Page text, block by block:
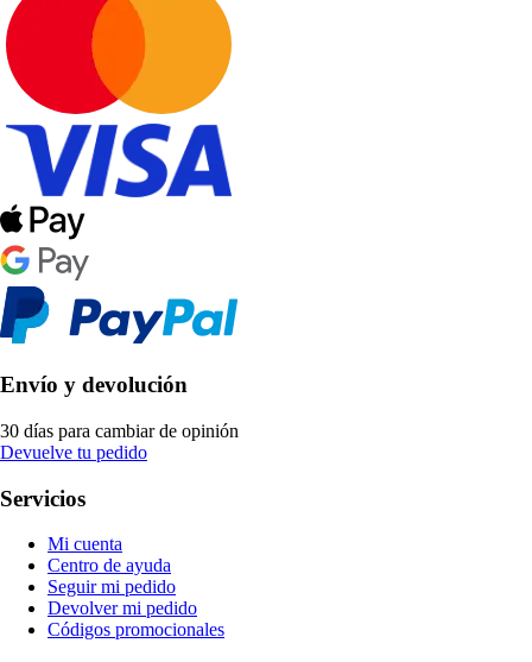
Envío y devolución
30 días para cambiar de opinión
Devuelve tu pedido
Servicios
Mi cuenta
Centro de ayuda
Seguir mi pedido
Devolver mi pedido
Códigos promocionales